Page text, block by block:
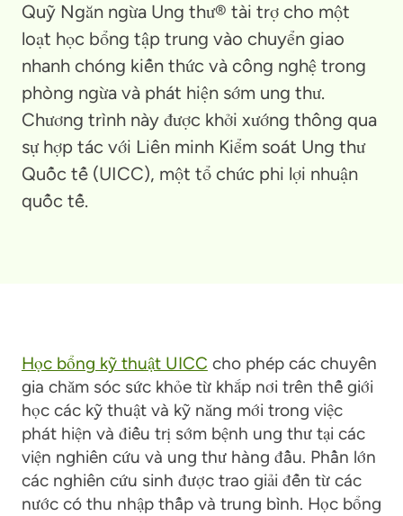
Quỹ Ngăn ngừa Ung thư® tài trợ cho một
loạt học bổng tập trung vào chuyển giao
nhanh chóng kiến thức và công nghệ trong
phòng ngừa và phát hiện sớm ung thư.
Chương trình này được khởi xướng thông qua
sự hợp tác với Liên minh Kiểm soát Ung thư
Quốc tế (UICC), một tổ chức phi lợi nhuận
quốc tế.
Học bổng kỹ thuật UICC cho phép các chuyên
gia chăm sóc sức khỏe từ khắp nơi trên thế giới
học các kỹ thuật và kỹ năng mới trong việc
phát hiện và điều trị sớm bệnh ung thư tại các
viện nghiên cứu và ung thư hàng đầu. Phần lớn
các nghiên cứu sinh được trao giải đến từ các
nước có thu nhập thấp và trung bình. Học bổng